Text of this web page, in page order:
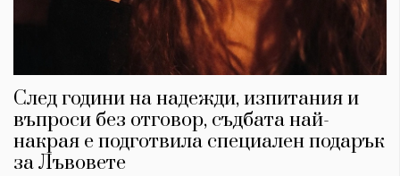
След години на надежди, изпитания и
въпроси без отговор, съдбата най-
накрая е подготвила специален подарък
за Лъвовете